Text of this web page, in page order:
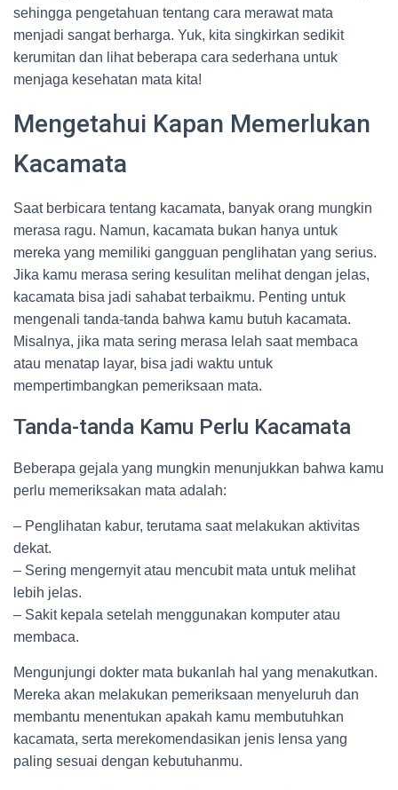
sehingga pengetahuan tentang cara merawat mata
menjadi sangat berharga. Yuk, kita singkirkan sedikit
kerumitan dan lihat beberapa cara sederhana untuk
menjaga kesehatan mata kita!
Mengetahui Kapan Memerlukan
Kacamata
Saat berbicara tentang kacamata, banyak orang mungkin
merasa ragu. Namun, kacamata bukan hanya untuk
mereka yang memiliki gangguan penglihatan yang serius.
Jika kamu merasa sering kesulitan melihat dengan jelas,
kacamata bisa jadi sahabat terbaikmu. Penting untuk
mengenali tanda-tanda bahwa kamu butuh kacamata.
Misalnya, jika mata sering merasa lelah saat membaca
atau menatap layar, bisa jadi waktu untuk
mempertimbangkan pemeriksaan mata.
Tanda-tanda Kamu Perlu Kacamata
Beberapa gejala yang mungkin menunjukkan bahwa kamu
perlu memeriksakan mata adalah:
– Penglihatan kabur, terutama saat melakukan aktivitas
dekat.
– Sering mengernyit atau mencubit mata untuk melihat
lebih jelas.
– Sakit kepala setelah menggunakan komputer atau
membaca.
Mengunjungi dokter mata bukanlah hal yang menakutkan.
Mereka akan melakukan pemeriksaan menyeluruh dan
membantu menentukan apakah kamu membutuhkan
kacamata, serta merekomendasikan jenis lensa yang
paling sesuai dengan kebutuhanmu.